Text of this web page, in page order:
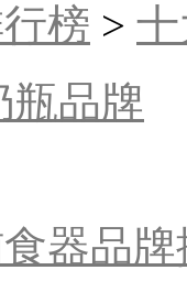
榜 >
瓶品牌
器品